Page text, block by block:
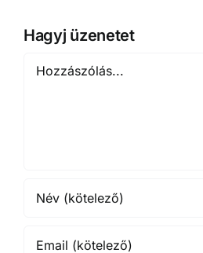
Hagyj üzenetet
Hozzászólás